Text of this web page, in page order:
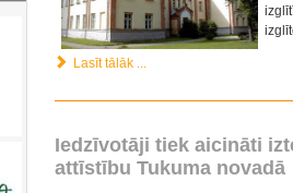
Lasīt tālāk ...
Iedzīvotāji tiek aicināti
attīstību Tukuma novadā